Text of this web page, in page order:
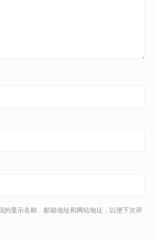
的显示名称、邮箱地址和网站地址，以便下次评